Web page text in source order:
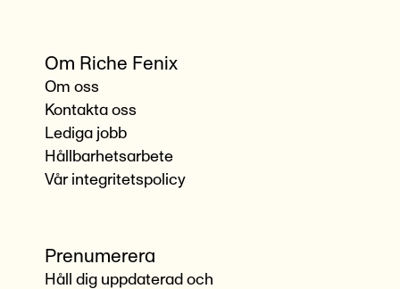
Om Riche Fenix
Om oss
Kontakta oss
Lediga jobb
Hållbarhetsarbete
Vår integritetspolicy
Prenumerera
Håll dig uppdaterad och